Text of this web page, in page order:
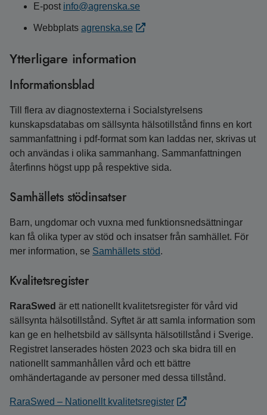
E-post info@agrenska.se
Webbplats agrenska.se
Ytterligare information
Informationsblad
Till flera av diagnostexterna i Socialstyrelsens
kunskapsdatabas om sällsynta hälsotillstånd finns en kort
sammanfattning i pdf-format som kan laddas ner, skrivas ut
och användas i olika sammanhang. Sammanfattningen
återfinns högst upp på respektive sida.
Samhällets stödinsatser
Barn, ungdomar och vuxna med funktions­ned­sättningar
kan få olika typer av stöd och insatser från samhället. För
mer information, se Samhällets stöd.
Kvalitetsregister
RaraSwed är ett nationellt kvalitetsregister för vård vid
sällsynta hälsotillstånd. Syftet är att samla information som
kan ge en helhetsbild av sällsynta hälsotillstånd i Sverige.
Registret lanserades hösten 2023 och ska bidra till en
nationellt sammanhållen vård och ett bättre
omhändertagande av personer med dessa tillstånd.
RaraSwed – Nationellt kvalitetsregister